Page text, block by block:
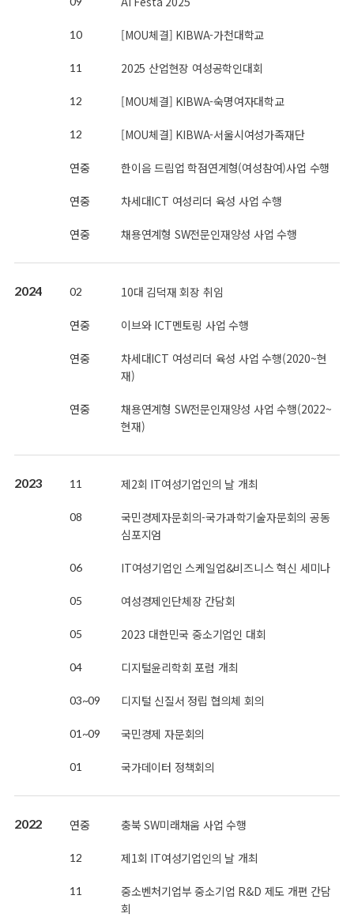
10 [MOU체결] KIBWA-가천대학교
11 2025 산업현장 여성공학인대회
12 [MOU체결] KIBWA-숙명여자대학교
12 [MOU체결] KIBWA-서울시여성가족재단
연중 한이음 드림업 학점연계형(여성참여)사업 수행
연중 차세대ICT 여성리더 육성 사업 수행
연중 채용연계형 SW전문인재양성 사업 수행
2024 02 10대 김덕재 회장 취임
연중 이브와 ICT멘토링 사업 수행
연중
차세대ICT 여성리더 육성 사업 수행(2020~현
재)
연중
채용연계형 SW전문인재양성 사업 수행(2022~
현재)
2023 11 제2회 IT여성기업인의 날 개최
08
국민경제자문회의-국가과학기술자문회의 공동
심포지엄
06 IT여성기업인 스케일업&비즈니스 혁신 세미나
05 여성경제인단체장 간담회
05 2023 대한민국 중소기업인 대회
04 디지털윤리학회 포럼 개최
03~09 디지털 신질서 정립 협의체 회의
01~09 국민경제 자문회의
01 국가데이터 정책회의
2022 연중 충북 SW미래채움 사업 수행
12 제1회 IT여성기업인의 날 개최
11
중소벤처기업부 중소기업 R&D 제도 개편 간담
회